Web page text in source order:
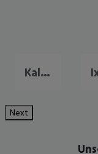
Kalithea
Next